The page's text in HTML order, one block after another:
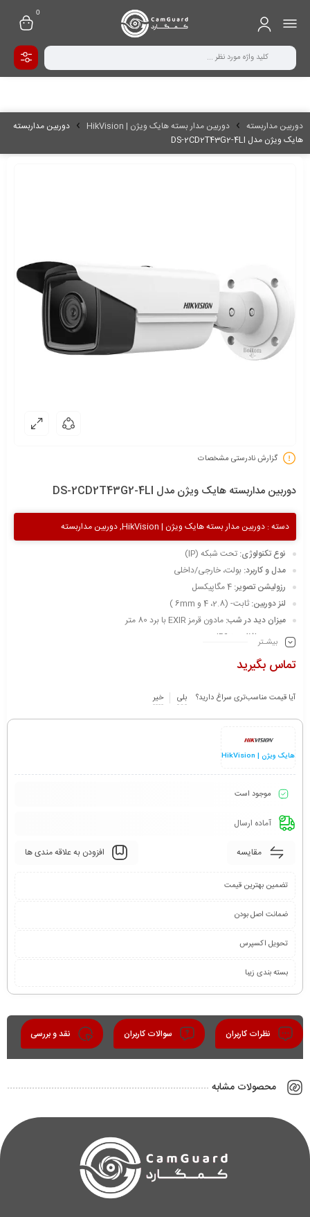
0
دوربین مداربسته دوربین مدار بسته هایک ویژن | HikVision
دوربین مداربسته
هایک ویژن مدل DS-2CD2T43G2-4LI
گزارش نادرستی مشخصات
دوربین مداربسته هایک ویژن مدل DS-2CD2T43G2-4LI
دسته : دوربین مدار بسته هایک ویژن | HikVision ,دوربین مداربسته
نوع تکنولوژی: تحت شبکه (IP)
مدل و کاربرد: بولت، خارجی/داخلی
رزولیشن تصویر:
لنز دوربین: ثابت- (2.8، 4 و 6mm )
میزان دید در شب: مادون قرمز EXIR با برد 80 متر
درجه محافظت:
بیشـتر
تماس بگیرید
آیا قیمت مناسب‌تری سراغ دارید؟ بلی خیر
هایک ویژن | HikVision
موجود است
آماده ارسال
مقایسه افزودن به علاقه مندی ها
تضمین بهترین قیمت
ضمانت اصل بودن
تحویل اکسپرس
بسته بندی زیبا
نظرات کاربران سوالات کاربران نقد و بررسی
محصولات مشابه